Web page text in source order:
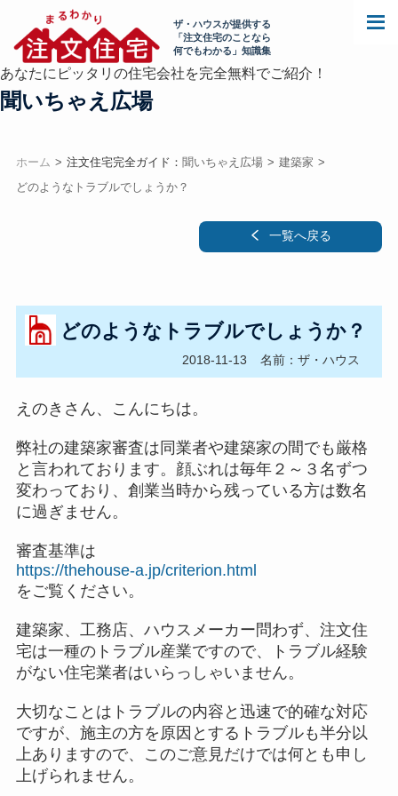
ザ・ハウスが提供する
「注文住宅のことなら
何でもわかる」知識集
あなたにピッタリの住宅会社を完全無料でご紹介！
聞いちゃえ広場
ホーム 注文住宅完全ガイド： 聞いちゃえ広場
建築家
どのようなトラブルでしょうか？
一覧へ戻る
どのようなトラブルでしょうか？
2018-11-13 名前：ザ・ハウス
えのきさん、こんにちは。
弊社の建築家審査は同業者や建築家の間でも厳格
と言われております。顔ぶれは毎年２～３名ずつ
変わっており、創業当時から残っている方は数名
に過ぎません。
審査基準は
https://thehouse-a.jp/criterion.html
をご覧ください。
建築家、工務店、ハウスメーカー問わず、注文住
宅は一種のトラブル産業ですので、トラブル経験
がない住宅業者はいらっしゃいません。
大切なことはトラブルの内容と迅速で的確な対応
ですが、施主の方を原因とするトラブルも半分以
上ありますので、このご意見だけでは何とも申し
上げられません。